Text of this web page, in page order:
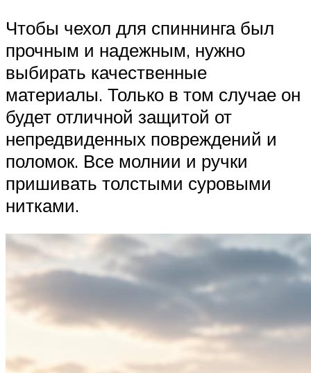
Чтобы чехол для спиннинга был
прочным и надежным, нужно
выбирать качественные
материалы. Только в том случае он
будет отличной защитой от
непредвиденных повреждений и
поломок. Все молнии и ручки
пришивать толстыми суровыми
нитками.